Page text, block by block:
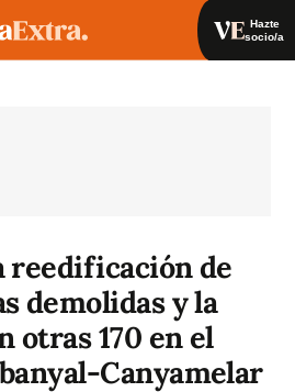
Hazte
socio/a
reedificación de
demolidas y la
otras 170 en el
Canyamelar